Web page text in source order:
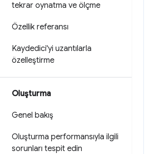
tekrar oynatma ve ölçme
Özellik referansı
Kaydedici'yi uzantılarla
özelleştirme
Oluşturma
Genel bakış
Oluşturma performansıyla ilgili
sorunları tespit edin